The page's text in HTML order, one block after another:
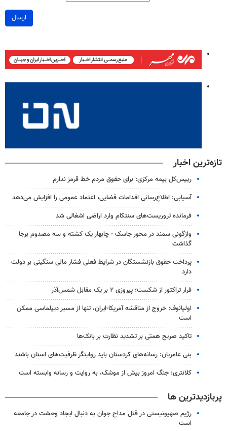
ارسال
تازه‌ترین اخبار
رییس‌کل بیمه مرکزی: برای حقوق مردم خط قرمز ندارم
آسیابی: اطلاع‌رسانی اقدامات قضایی، اعتماد عمومی را افزایش می‌دهد
فرمانده تروریست‌های سنتکام وارد اراضی اشغالی شد
واژگونی سمند در محور جاسک - چابهار یک کشته و سه مصدوم برجا
گذاشت
پرداخت حقوق بازنشستگان در شرایط فعلی فشار مالی سنگینی بر دولت
دارد
فرار تراکتور از شکست؛ پیروزی ۲ بر یک مقابل شمس‌آذر
اولیانوف: خروج از مناقشه آمریکا-ایران، تنها از مسیر دیپلماسی ممکن
است
تاکید صریح همتی بر تشدید نظارت بر بانک‌ها
بنی عامریان: رسانه‌های کردستان باید روایتگر ظرفیت‌های استان باشند
کلانتری: جنگ امروز بیش از موشک، به روایت و رسانه وابسته است
پربازدیدترین ها
رژیم صهیونیستی در قتل مداح جوان به دنبال ایجاد وحشت در جامعه
است